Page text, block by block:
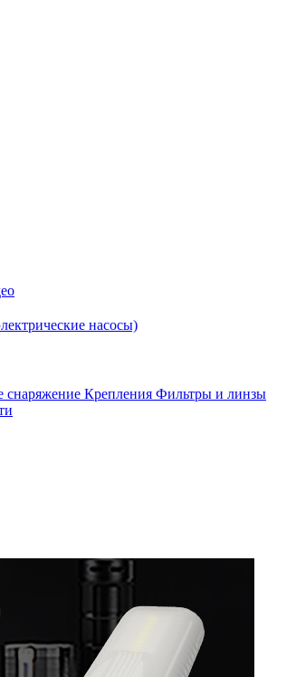
насосы)
снаряжение Крепления Фильтры и линзы